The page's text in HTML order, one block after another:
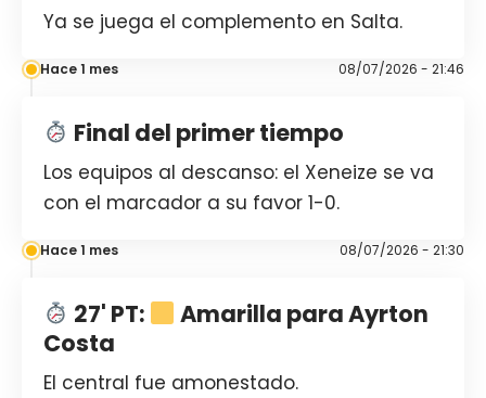
Ya se juega el complemento en Salta.
Hace 1 mes 08/07/2026 - 21:46
Final del primer tiempo
Los equipos al descanso: el Xeneize se va
con el marcador a su favor 1-0.
Hace 1 mes 08/07/2026 - 21:30
27' PT:
Amarilla para Ayrton
Costa
El central fue amonestado.